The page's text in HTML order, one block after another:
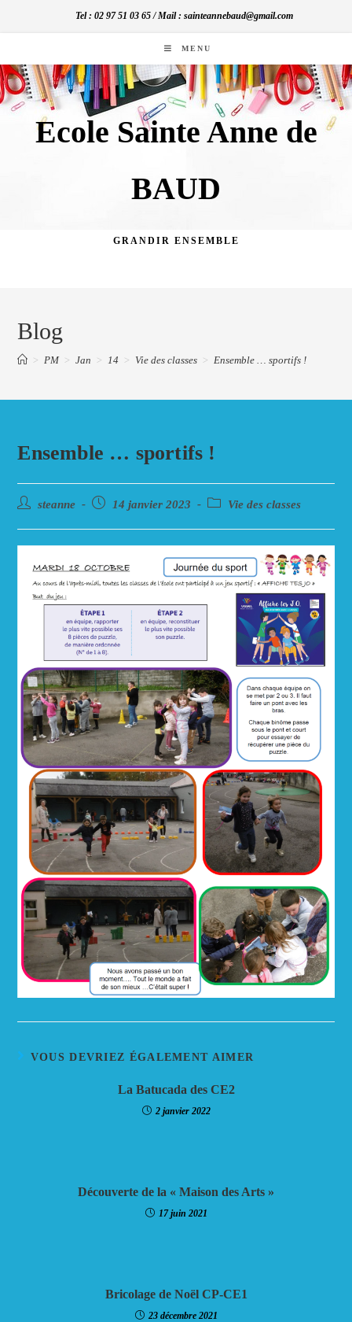
Tel : 02 97 51 03 65 / Mail : sainteannebaud@gmail.com
MENU
Ecole Sainte Anne de
BAUD
GRANDIR ENSEMBLE
Blog
> PM > Jan > 14 > Vie des classes > Ensemble … sportifs !
Ensemble … sportifs !
Auteur/autrice
steanne
Post
14 janvier 2023
Post
Vie des classes
VOUS DEVRIEZ ÉGALEMENT AIMER
La Batucada des CE2
2 janvier 2022
Découverte de la « Maison des Arts »
17 juin 2021
Bricolage de Noël CP-CE1
23 décembre 2021